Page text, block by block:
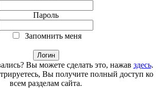
Пароль
Запомнить меня
Вы можете сделать это, нажав здесь.
Вы получите полный доступ ко
всем разделам сайта.